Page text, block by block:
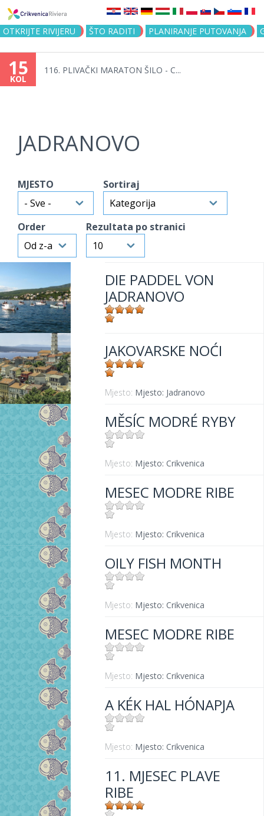
Jump to navigation
OTKRIJTE RIVIJERU ŠTO RADITI PLANIRANJE PUTOVANJA
15
KOL
116. PLIVAČKI MARATON ŠILO - C...
JADRANOVO
MJESTO Sortiraj
Order Rezultata po stranici
DIE PADDEL VON
JADRANOVO
JAKOVARSKE NOĆI
Mjesto: Mjesto: Jadranovo
MĚSÍC MODRÉ RYBY
Mjesto: Mjesto: Crikvenica
MESEC MODRE RIBE
Mjesto: Mjesto: Crikvenica
OILY FISH MONTH
Mjesto: Mjesto: Crikvenica
MESEC MODRE RIBE
Mjesto: Mjesto: Crikvenica
A KÉK HAL HÓNAPJA
Mjesto: Mjesto: Crikvenica
11. MJESEC PLAVE
RIBE